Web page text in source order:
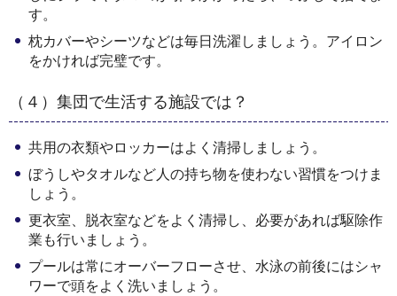
す。
枕カバーやシーツなどは毎日洗濯しましょう。アイロン
をかければ完璧です。
（４）集団で生活する施設では？
共用の衣類やロッカーはよく清掃しましょう。
ぼうしやタオルなど人の持ち物を使わない習慣をつけま
しょう。
更衣室、脱衣室などをよく清掃し、必要があれば駆除作
業も行いましょう。
プールは常にオーバーフローさせ、水泳の前後にはシャ
ワーで頭をよく洗いましょう。